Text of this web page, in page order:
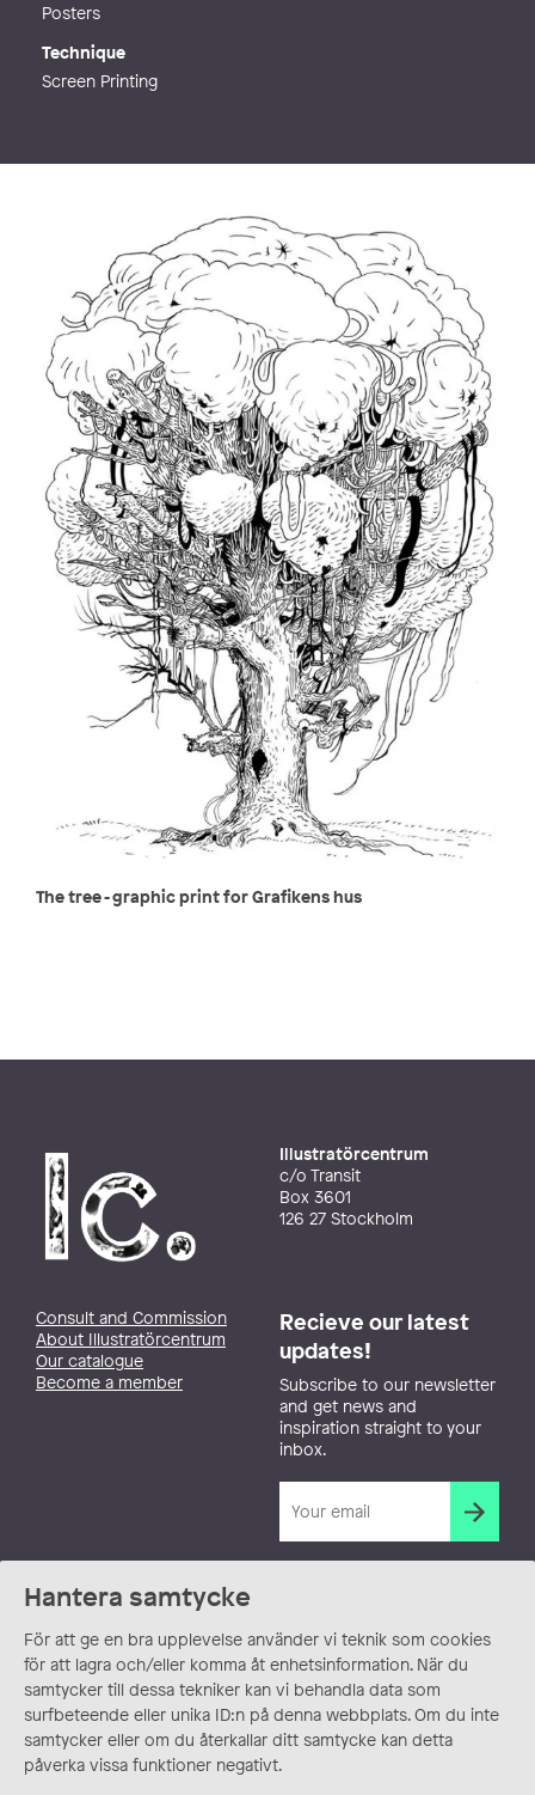
Hantera samtycke
För att ge en bra upplevelse använder vi teknik som cookies
för att lagra och/eller komma åt enhetsinformation. När du
samtycker till dessa tekniker kan vi behandla data som
surfbeteende eller unika ID:n på denna webbplats. Om du inte
samtycker eller om du återkallar ditt samtycke kan detta
påverka vissa funktioner negativt.
Posters
Technique
Screen Printing
The tree - graphic print for Grafikens hus
Illustratörcentrum
c/o Transit
Box 3601
126 27 Stockholm
Consult and Commission
About Illustratörcentrum
Our catalogue
Become a member
Recieve our latest
updates!
Subscribe to our newsletter
and get news and
inspiration straight to your
inbox.